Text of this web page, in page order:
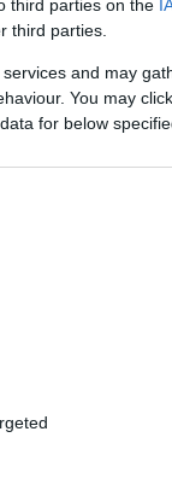
third parties on the
third parties.
and may
You may
for below
αύξηση του
φορολογικές
το
πολίτες,
στα